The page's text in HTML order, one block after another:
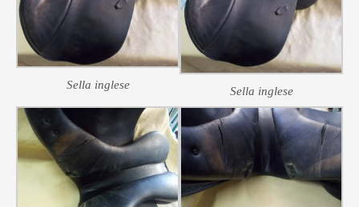
Sella inglese Sella inglese